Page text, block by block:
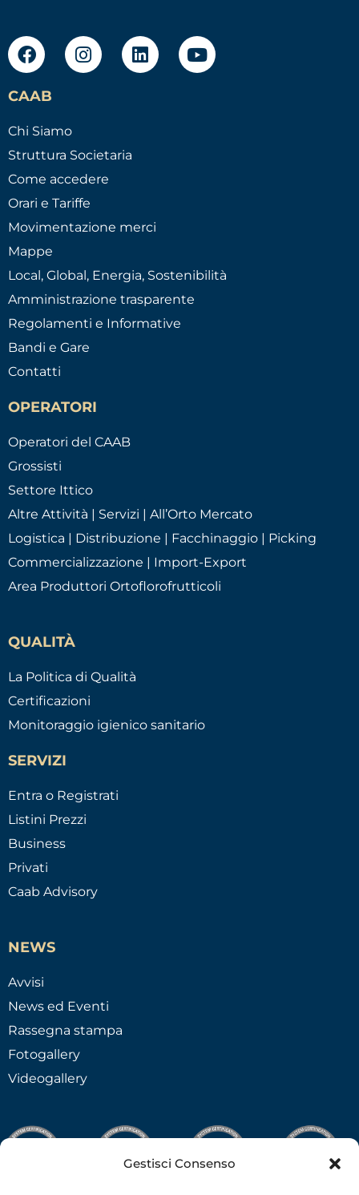
Gestisci Consenso
CAAB
Chi Siamo
Struttura Societaria
Come accedere
Orari e Tariffe
Movimentazione merci
Mappe
Local, Global, Energia, Sostenibilità
Amministrazione trasparente
Regolamenti e Informative
Bandi e Gare
Contatti
OPERATORI
Operatori del CAAB
Grossisti
Settore Ittico
Altre Attività | Servizi | All’Orto Mercato
Logistica | Distribuzione | Facchinaggio | Picking
Commercializzazione | Import-Export
Area Produttori Ortoflorofrutticoli
QUALITÀ
La Politica di Qualità
Certificazioni
Monitoraggio igienico sanitario
SERVIZI
Entra o Registrati
Listini Prezzi
Business
Privati
Caab Advisory
NEWS
Avvisi
News ed Eventi
Rassegna stampa
Fotogallery
Videogallery